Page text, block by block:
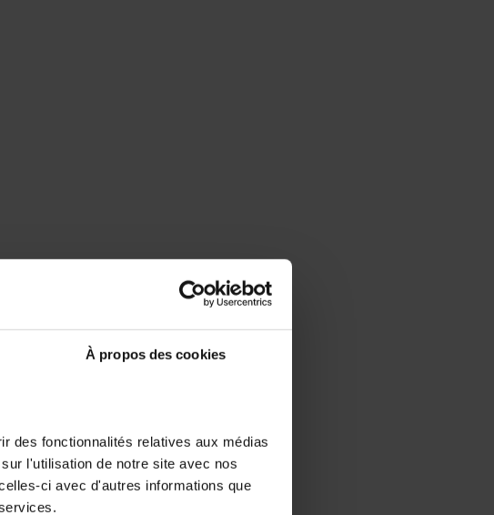
À propos des cookies
des fonctionnalités relatives aux médias
l'utilisation de notre site avec nos
ci avec d'autres informations que